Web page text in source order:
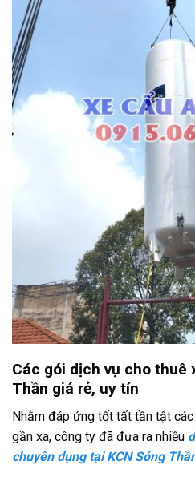
Các gói dịch vụ cho thuê
Thần giá rẻ, uy tín
Nhằm đáp ứng tốt tất tần tật các
gần xa, công ty đã đưa ra nhiều
chuyên dụng tại KCN Sóng